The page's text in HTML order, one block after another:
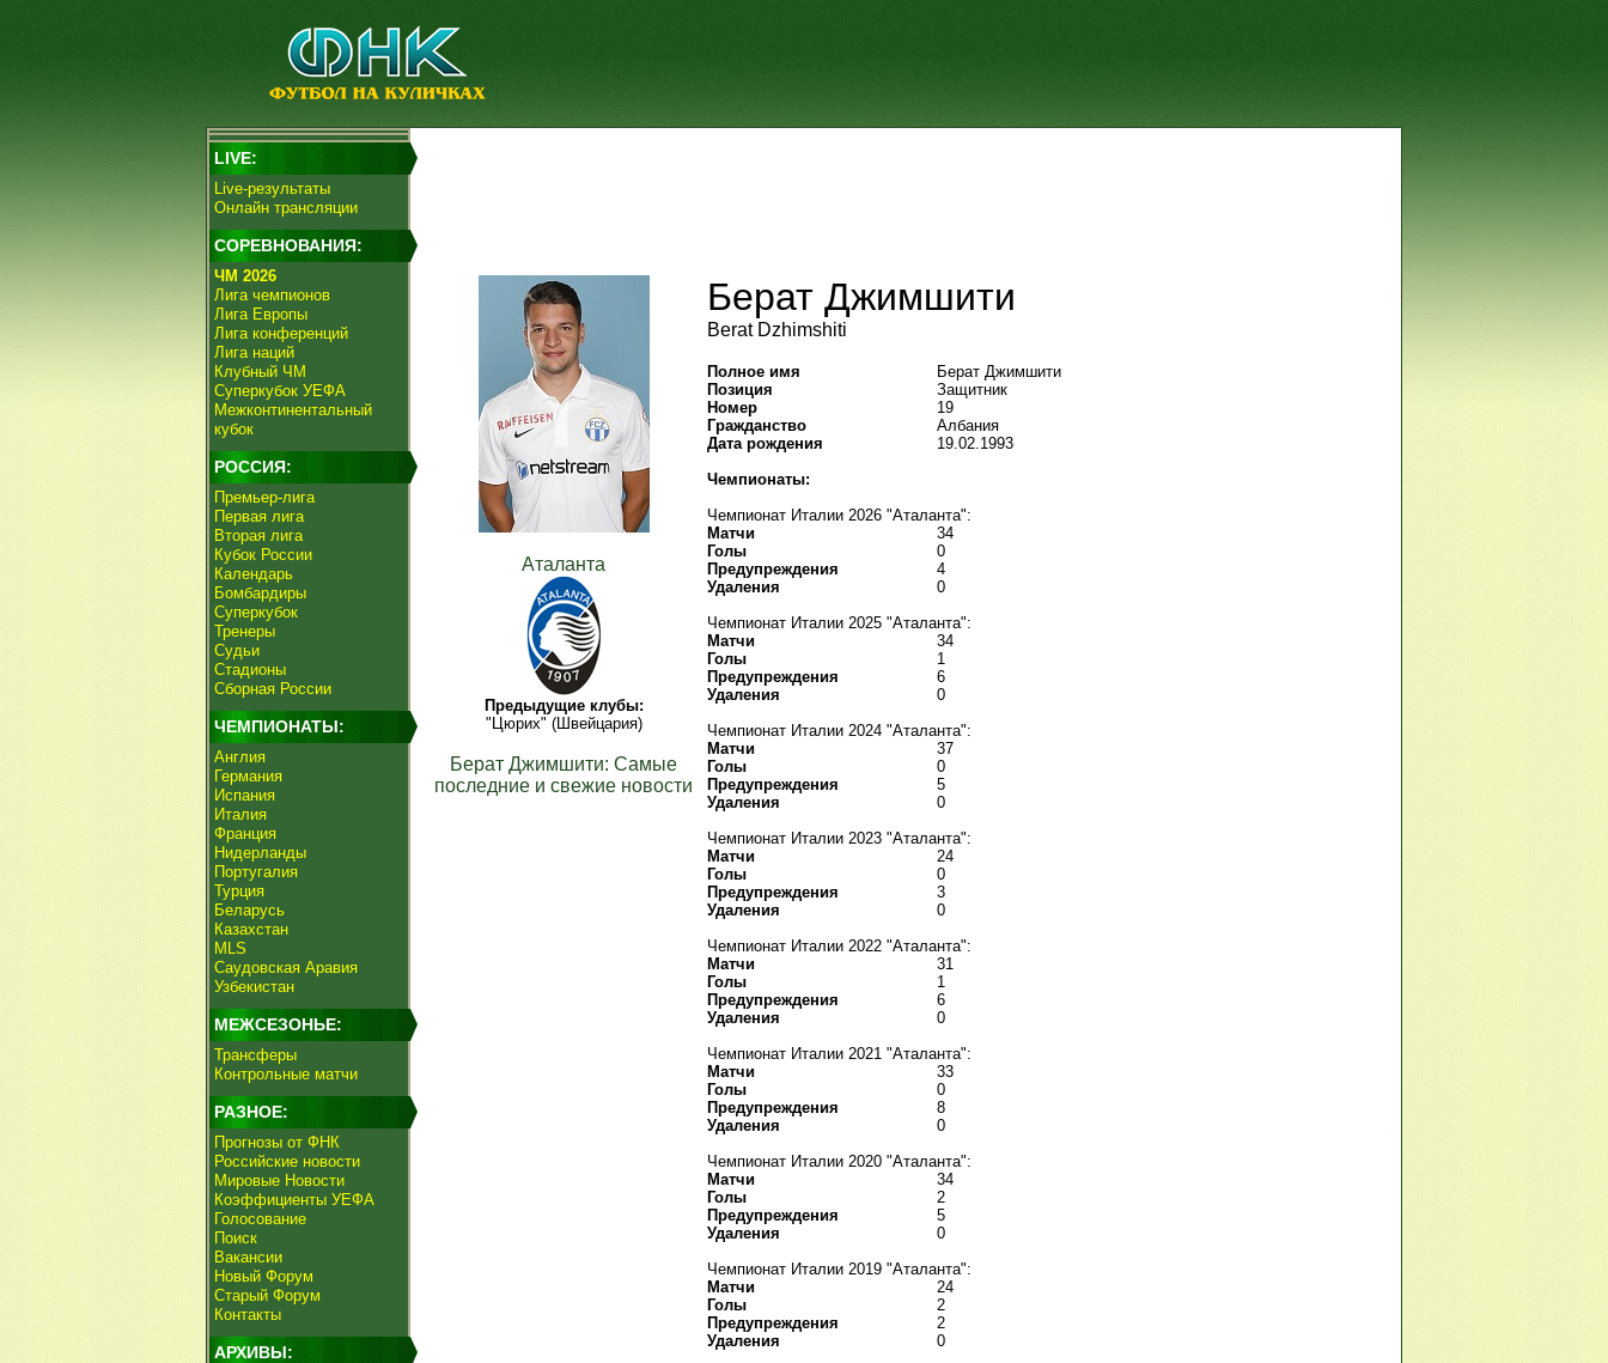
LIVE:
Live-результаты
Онлайн трансляции
СОРЕВНОВАНИЯ:
ЧМ 2026
Лига чемпионов
Лига Европы
Лига конференций
Лига наций
Клубный ЧМ
Суперкубок УЕФА
Межконтинентальный
кубок
РОССИЯ:
Премьер-лига
Первая лига
Вторая лига
Кубок России
Календарь
Бомбардиры
Суперкубок
Тренеры
Судьи
Стадионы
Сборная России
ЧЕМПИОНАТЫ:
Англия
Германия
Испания
Италия
Франция
Нидерланды
Португалия
Турция
Беларусь
Казахстан
MLS
Саудовская Аравия
Узбекистан
МЕЖСЕЗОНЬЕ:
Трансферы
Контрольные матчи
РАЗНОЕ:
Прогнозы от ФНК
Российские новости
Мировые Новости
Коэффициенты УЕФА
Голосование
Поиск
Вакансии
Новый Форум
Старый Форум
Контакты
АРХИВЫ:
Аталанта
Предыдущие клубы:
"Цюрих" (Швейцария)
Берат Джимшити: Самые
последние и свежие новости
Берат Джимшити
Berat Dzhimshiti
Полное имя
Берат Джимшити
Позиция
Защитник
Номер
19
Гражданство
Албания
Дата рождения
19.02.1993
Чемпионаты:
Чемпионат Италии 2026 "Аталанта":
Матчи
34
Голы
0
Предупреждения
4
Удаления
0
Чемпионат Италии 2025 "Аталанта":
Матчи
34
Голы
1
Предупреждения
6
Удаления
0
Чемпионат Италии 2024 "Аталанта":
Матчи
37
Голы
0
Предупреждения
5
Удаления
0
Чемпионат Италии 2023 "Аталанта":
Матчи
24
Голы
0
Предупреждения
3
Удаления
0
Чемпионат Италии 2022 "Аталанта":
Матчи
31
Голы
1
Предупреждения
6
Удаления
0
Чемпионат Италии 2021 "Аталанта":
Матчи
33
Голы
0
Предупреждения
8
Удаления
0
Чемпионат Италии 2020 "Аталанта":
Матчи
34
Голы
2
Предупреждения
5
Удаления
0
Чемпионат Италии 2019 "Аталанта":
Матчи
24
Голы
2
Предупреждения
2
Удаления
0